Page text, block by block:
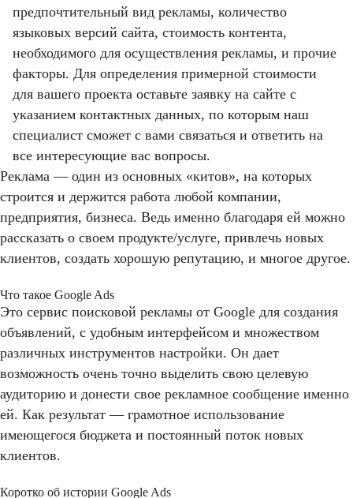
предпочтительный вид рекламы, количество
языковых версий сайта, стоимость контента,
необходимого для осуществления рекламы, и прочие
факторы. Для определения примерной стоимости
для вашего проекта оставьте заявку на сайте с
указанием контактных данных, по которым наш
специалист сможет с вами связаться и ответить на
все интересующие вас вопросы.
Реклама — один из основных «китов», на которых
строится и держится работа любой компании,
предприятия, бизнеса. Ведь именно благодаря ей можно
рассказать о своем продукте/услуге, привлечь новых
клиентов, создать хорошую репутацию, и многое другое.
Что такое Google Ads
Это сервис поисковой рекламы от Google для создания
объявлений, с удобным интерфейсом и множеством
различных инструментов настройки. Он дает
возможность очень точно выделить свою целевую
аудиторию и донести свое рекламное сообщение именно
ей. Как результат — грамотное использование
имеющегося бюджета и постоянный поток новых
клиентов.
Коротко об истории Google Ads